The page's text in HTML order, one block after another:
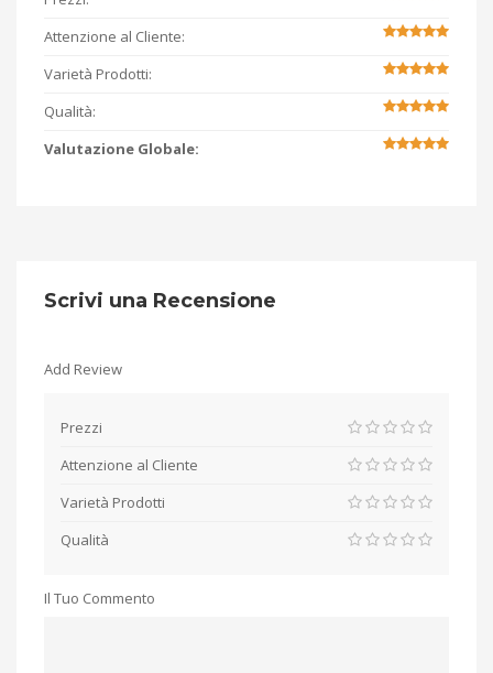
Attenzione al Cliente:
Varietà Prodotti:
Qualità:
Valutazione Globale:
Scrivi una Recensione
Add Review
Prezzi
Attenzione al Cliente
Varietà Prodotti
Qualità
Il Tuo Commento